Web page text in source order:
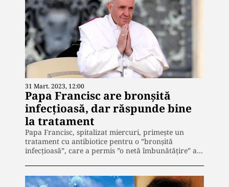
31 Mart. 2023, 12:00
Papa Francisc are bronșită
infecțioasă, dar răspunde bine
la tratament
Papa Francisc, spitalizat miercuri, primește un
tratament cu antibiotice pentru o ”bronșită
infecțioasă”, care a permis ”o netă îmbunătățire” a…